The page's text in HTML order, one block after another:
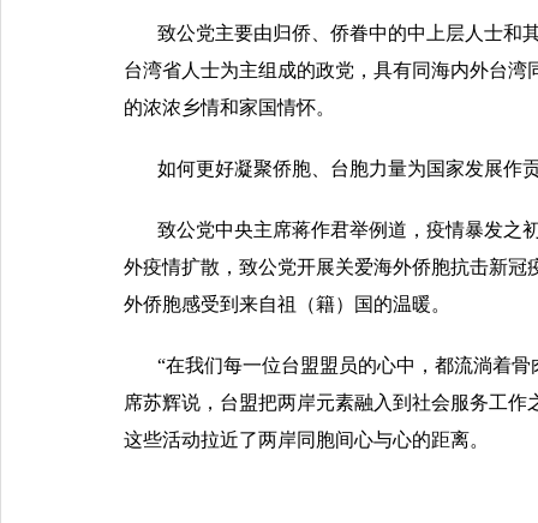
致公党主要由归侨、侨眷中的中上层人士和
台湾省人士为主组成的政党，具有同海内外台
的浓浓乡情和家国情怀。
如何更好凝聚侨胞、台胞力量为国家发展作
致公党中央主席蒋作君举例道，疫情暴发之
外疫情扩散，致公党开展关爱海外侨胞抗击新冠
外侨胞感受到来自祖（籍）国的温暖。
“在我们每一位台盟盟员的心中，都流淌着
席苏辉说，台盟把两岸元素融入到社会服务工
这些活动拉近了两岸同胞间心与心的距离。